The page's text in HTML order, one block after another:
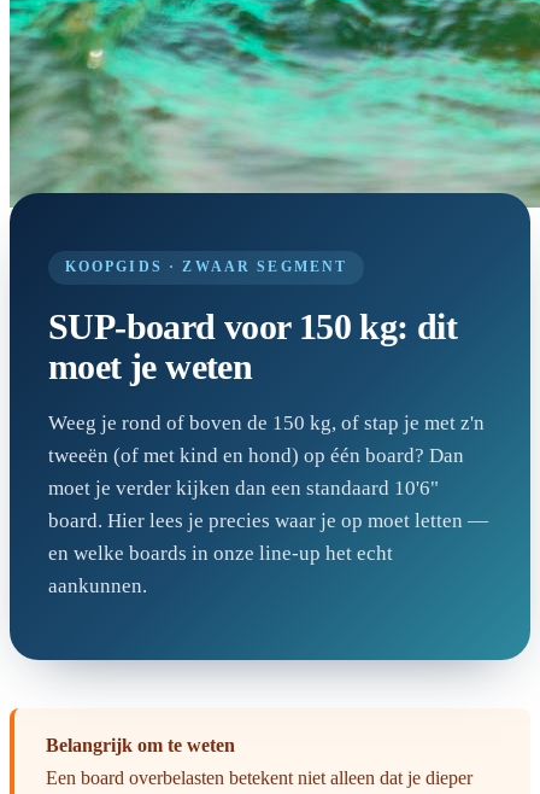
KOOPGIDS · ZWAAR SEGMENT
SUP-board voor 150 kg: dit
moet je weten
Weeg je rond of boven de 150 kg, of stap je met z'n
tweeën (of met kind en hond) op één board? Dan
moet je verder kijken dan een standaard 10'6"
board. Hier lees je precies waar je op moet letten —
en welke boards in onze line-up het echt
aankunnen.
Belangrijk om te weten
Een board overbelasten betekent niet alleen dat je dieper